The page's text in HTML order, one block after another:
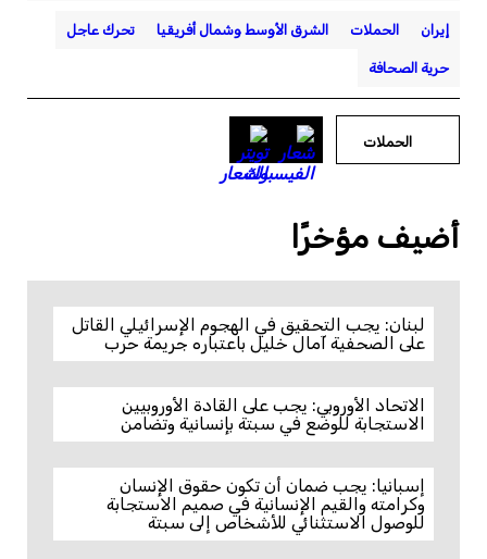
إيران الحملات الشرق الأوسط وشمال أفريقيا تحرك عاجل
حرية الصحافة
الحملات
أضيف مؤخرًا
لبنان: يجب التحقيق في الهجوم الإسرائيلي القاتل
على الصحفية آمال خليل باعتباره جريمة حرب
الاتحاد الأوروبي: يجب على القادة الأوروبيين
الاستجابة للوضع في سبتة بإنسانية وتضامن
إسبانيا: يجب ضمان أن تكون حقوق الإنسان
وكرامته والقيم الإنسانية في صميم الاستجابة
للوصول الاستثنائي للأشخاص إلى سبتة